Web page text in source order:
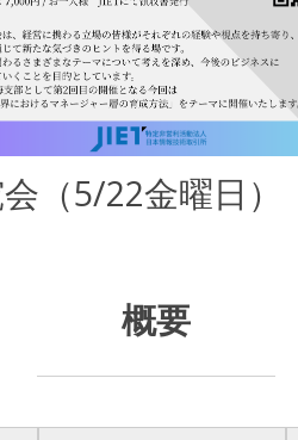
（5/22金曜日）
概要